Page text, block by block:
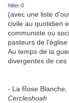
hitler-0
(avec une liste
civile au quotidien
communiste ou
pasteurs de
Au temps de la
divergentes de ces
- La Rose
Cercleshoah